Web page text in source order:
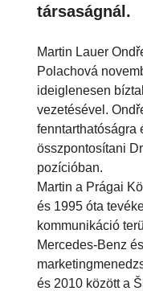
társaságnál.
Martin Lauer
Polachová
ideiglenesen
vezetésével.
fenntarthatóságra
összpontosítani
pozícióban.
Martin a Prágai
és 1995 óta
kommunikáció
Mercedes-Benz
és 2010 között a